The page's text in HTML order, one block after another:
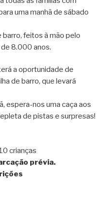
uma manhã de sábado
feitos à mão pelo
8.000 anos.
a oportunidade de
de barro, que levará
espera-nos uma caça aos
de pistas e surpresas!
10 crianças
prévia.